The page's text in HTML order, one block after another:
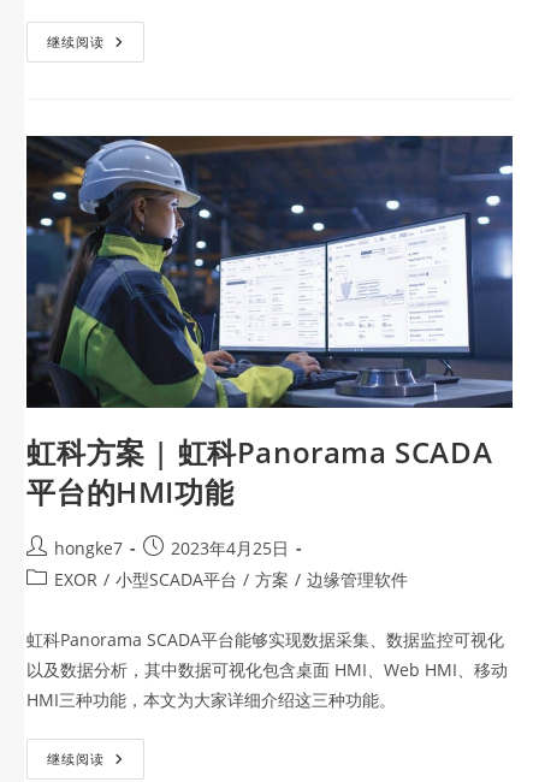
继续阅读
虹科方案 | 虹科Panorama SCADA
平台的HMI功能
hongke7
2023年4月25日
EXOR / 小型SCADA平台 / 方案 / 边缘管理软件
虹科Panorama SCADA平台能够实现数据采集、数据监控可视化
以及数据分析，其中数据可视化包含桌面 HMI、Web HMI、移动
HMI三种功能，本文为大家详细介绍这三种功能。
继续阅读